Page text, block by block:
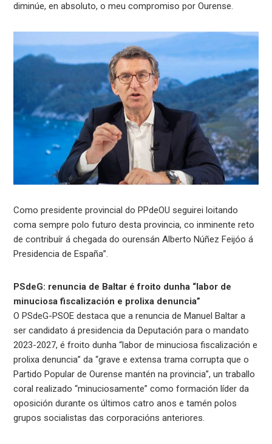
diminúe, en absoluto, o meu compromiso por Ourense.
Como presidente provincial do PPdeOU seguirei loitando
coma sempre polo futuro desta provincia, co inminente reto
de contribuír á chegada do ourensán Alberto Núñez Feijóo á
Presidencia de España”.
PSdeG: renuncia de Baltar é froito dunha “labor de
minuciosa fiscalización e prolixa denuncia”
O PSdeG-PSOE destaca que a renuncia de Manuel Baltar a
ser candidato á presidencia da Deputación para o mandato
2023-2027, é froito dunha “labor de minuciosa fiscalización e
prolixa denuncia” da “grave e extensa trama corrupta que o
Partido Popular de Ourense mantén na provincia”, un traballo
coral realizado “minuciosamente” como formación líder da
oposición durante os últimos catro anos e tamén polos
grupos socialistas das corporacións anteriores.